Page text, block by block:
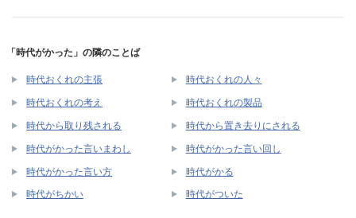
「時代がかった」の隣のことば
時代おくれの主張 時代おくれの人々
時代おくれの考え 時代おくれの製品
時代から取り残される 時代から置き去りにされる
時代がかった言いまわし 時代がかった言い回し
時代がかった言い方 時代がかる
時代がちかい 時代がついた